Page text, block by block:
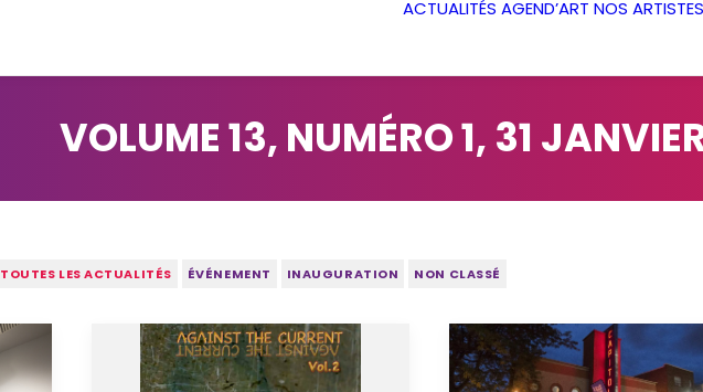
ACTUALITÉS AGEND’ART NOS ARTISTES
VOLUME 13, NUMÉRO 1, 31
TOUTES LES ACTUALITÉS ÉVÉNEMENT INAUGURATION NON CLASSÉ